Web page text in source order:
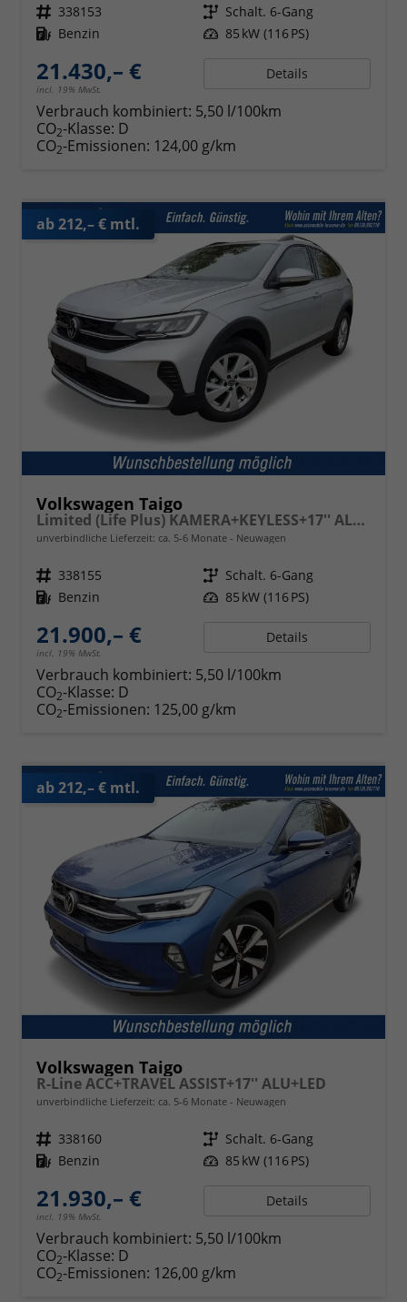
Fahrzeugnr. 338153 Getriebe Schalt. 6-Gang
Kraftstoff Benzin Leistung 85 kW (116 PS)
21.430,– €
incl. 19% MwSt.
Details
Verbrauch kombiniert: 5,50 l/100km
CO2-Klasse: D
CO2-Emissionen: 124,00 g/km
ab 212,– € mtl.
Volkswagen Taigo
Limited (Life Plus) KAMERA+KEYLESS+17'' ALU+LED
unverbindliche Lieferzeit: ca. 5-6 Monate Neuwagen
Fahrzeugnr. 338155 Getriebe Schalt. 6-Gang
Kraftstoff Benzin Leistung 85 kW (116 PS)
21.900,– €
incl. 19% MwSt.
Details
Verbrauch kombiniert: 5,50 l/100km
CO2-Klasse: D
CO2-Emissionen: 125,00 g/km
ab 212,– € mtl.
Volkswagen Taigo
R-Line ACC+TRAVEL ASSIST+17'' ALU+LED
unverbindliche Lieferzeit: ca. 5-6 Monate Neuwagen
Fahrzeugnr. 338160 Getriebe Schalt. 6-Gang
Kraftstoff Benzin Leistung 85 kW (116 PS)
21.930,– €
incl. 19% MwSt.
Details
Verbrauch kombiniert: 5,50 l/100km
CO2-Klasse: D
CO2-Emissionen: 126,00 g/km